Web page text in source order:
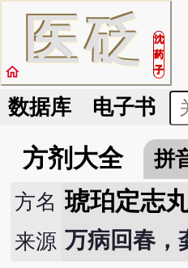
医砭
沈
药
子
home
数据库 电子书
方剂大全 拼
方名 琥珀定志
来源 万病回春，